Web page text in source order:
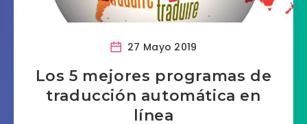
27 Mayo 2019
Los 5 mejores programas de
traducción automática en
línea